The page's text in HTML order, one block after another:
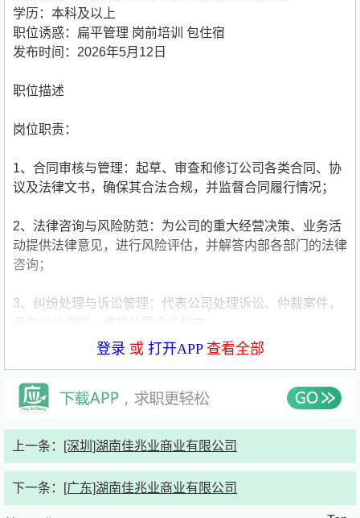
学历：本科及以上
职位诱惑：扁平管理 岗前培训 包住宿
发布时间：2026年5月12日
职位描述
岗位职责：
1、合同审核与管理：起草、审查和修订公司各类合同、协
议及法律文书，确保其合法合规，并监督合同履行情况；
2、法律咨询与风险防范：为公司的重大经营决策、业务活
动提供法律意见，进行风险评估，并解答内部各部门的法律
咨询；
3、纠纷处理与诉讼管理：代表公司处理诉讼、仲裁案件，
度，确保其符合法律法规，并监督执行情况；
调；
全员的法治意识和风险防范能力。
登录 或 打开APP查看全部
上一条： [深圳]湖南佳兆业商业有限公司
下一条： [广东]湖南佳兆业商业有限公司